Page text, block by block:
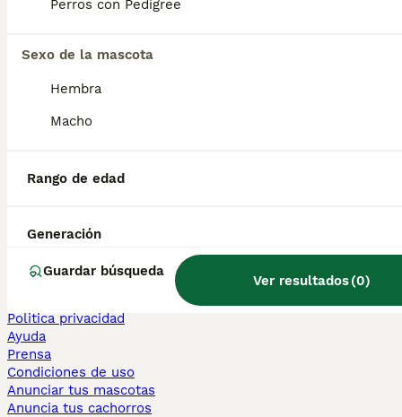
Perros con Pedigree
Sexo de la mascota
Hembra
Macho
Rango de edad
Generación
Guardar búsqueda
Ver resultados(0)
Sphynx en venta
Maine Coon en venta
Persa en venta
Teckel en Barcelona
Chihuahua en Sevilla
Perros en adopcion
Información
Politica privacidad
Ayuda
Prensa
Condiciones de uso
Anunciar tus mascotas
Anuncia tus cachorros